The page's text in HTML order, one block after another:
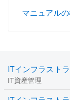
マニュアル
ITインフラスト
IT資産管理